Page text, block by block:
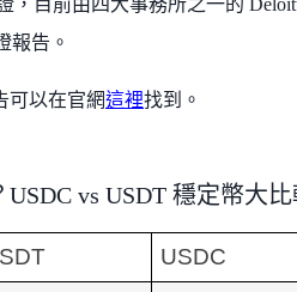
報告。
可以在官網這裡找到。
vs USDT 穩定幣大
USDC